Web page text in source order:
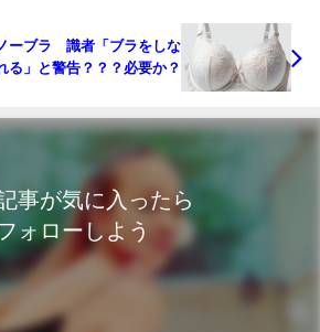
ーブラ 識者「ブラをしな
る」と警告？？？必要か？
事が気に入ったら
ォローしよう